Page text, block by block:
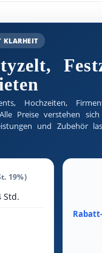
KLARHEIT
Hochzeiten,
Preise verstehen
und Zubehör
19%)
Std.